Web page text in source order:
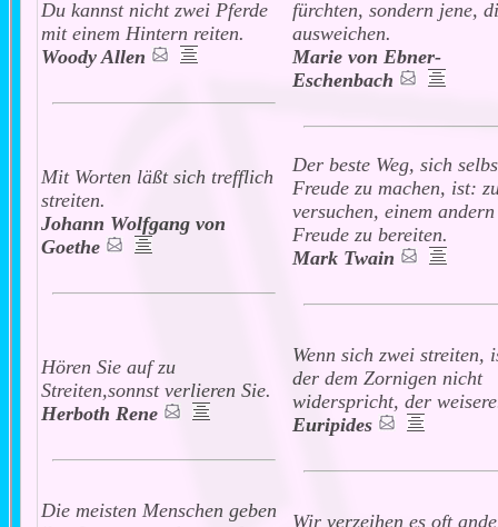
Du kannst nicht zwei Pferde
mit einem Hintern reiten.
Woody Allen
fürchten, sondern jene,
ausweichen.
Marie von Ebner-
Eschenbach
Mit Worten läßt sich trefflich
streiten.
Johann Wolfgang von
Goethe
Der beste Weg, sich
Freude zu machen, ist:
versuchen, einem
Freude zu bereiten.
Mark Twain
Hören Sie auf zu
Streiten,sonnst verlieren Sie.
Herboth Rene
Wenn sich zwei streiten,
der dem Zornigen nicht
widerspricht, der
Euripides
Die meisten Menschen geben
Wir verzeihen es oft